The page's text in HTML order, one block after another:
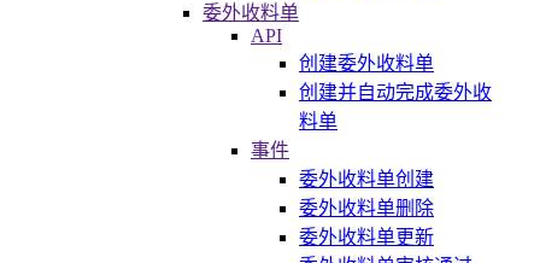
委外收料单
API
创建委外收料单
创建并自动完成委外收
料单
事件
委外收料单创建
委外收料单删除
委外收料单更新